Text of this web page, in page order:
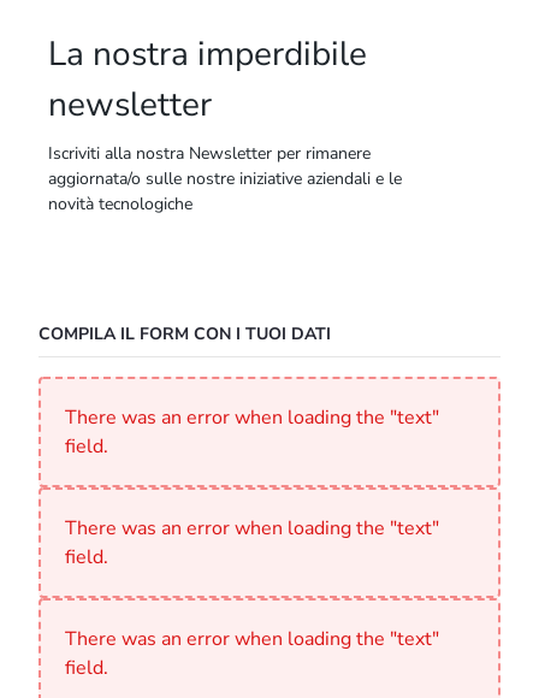
La nostra imperdibile
newsletter
Iscriviti alla nostra Newsletter per rimanere
aggiornata/o sulle nostre iniziative aziendali e le
novità tecnologiche
COMPILA IL FORM CON I TUOI DATI
There was an error when loading the "text"
field.
There was an error when loading the "text"
field.
There was an error when loading the "text"
field.